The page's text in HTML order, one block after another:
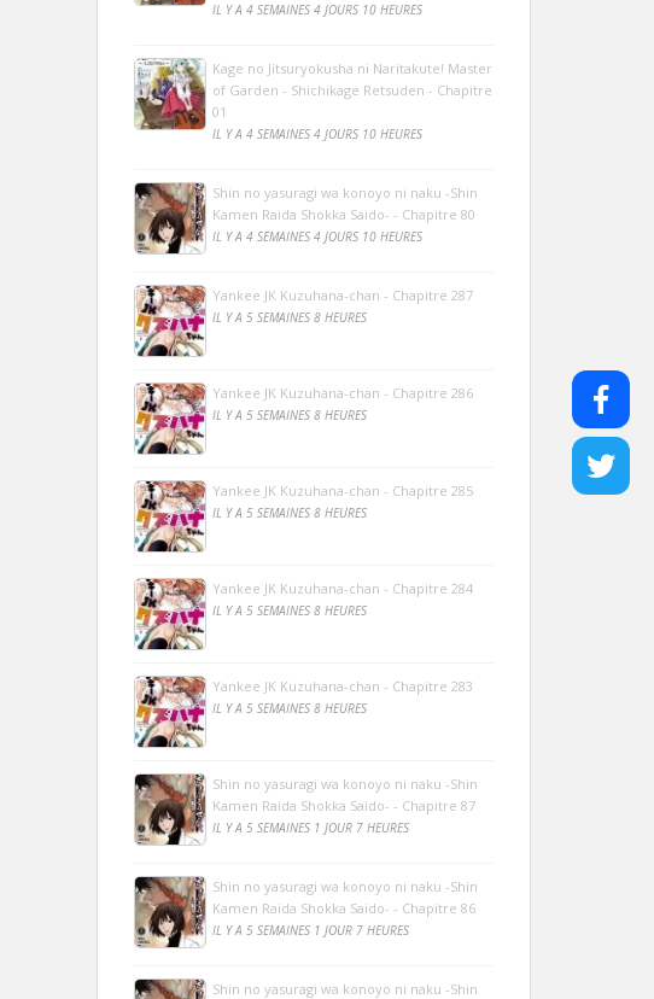
IL Y A 4 SEMAINES 4 JOURS 10 HEURES
Kage no Jitsuryokusha ni Naritakute! Master
of Garden - Shichikage Retsuden - Chapitre
01
IL Y A 4 SEMAINES 4 JOURS 10 HEURES
Shin no yasuragi wa konoyo ni naku -Shin
Kamen Raida Shokka Saido- - Chapitre 80
IL Y A 4 SEMAINES 4 JOURS 10 HEURES
Yankee JK Kuzuhana-chan - Chapitre 287
IL Y A 5 SEMAINES 8 HEURES
Yankee JK Kuzuhana-chan - Chapitre 286
IL Y A 5 SEMAINES 8 HEURES
Yankee JK Kuzuhana-chan - Chapitre 285
IL Y A 5 SEMAINES 8 HEURES
Yankee JK Kuzuhana-chan - Chapitre 284
IL Y A 5 SEMAINES 8 HEURES
Yankee JK Kuzuhana-chan - Chapitre 283
IL Y A 5 SEMAINES 8 HEURES
Shin no yasuragi wa konoyo ni naku -Shin
Kamen Raida Shokka Saido- - Chapitre 87
IL Y A 5 SEMAINES 1 JOUR 7 HEURES
Shin no yasuragi wa konoyo ni naku -Shin
Kamen Raida Shokka Saido- - Chapitre 86
IL Y A 5 SEMAINES 1 JOUR 7 HEURES
Shin no yasuragi wa konoyo ni naku -Shin